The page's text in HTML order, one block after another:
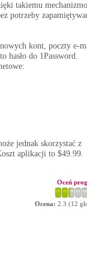
takiemu
potrzeby
nowych kont, poczty e-
hasło do 1Password.
jednak skorzystać z
aplikacji to $49.99.
Oceń
Ocena: 2.3 (12